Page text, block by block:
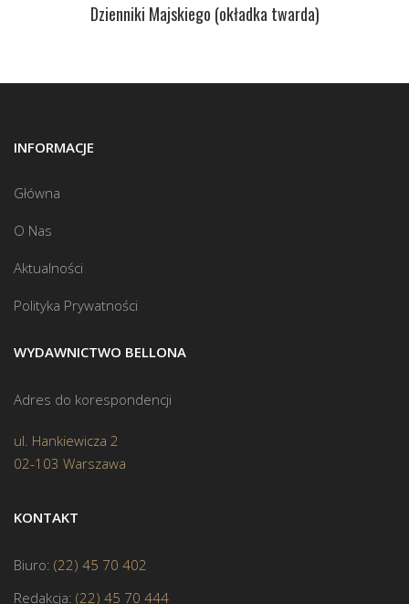
Dzienniki Majskiego (okładka twarda)
INFORMACJE
Główna
O Nas
Aktualności
Polityka Prywatności
WYDAWNICTWO BELLONA
Adres do korespondencji
ul. Hankiewicza 2
02-103 Warszawa
KONTAKT
Biuro: (22) 45 70 402
Redakcja: (22) 45 70 444